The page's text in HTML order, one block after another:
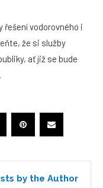
řešení vodorovného i
že si služby
ať již se bude
by the Author